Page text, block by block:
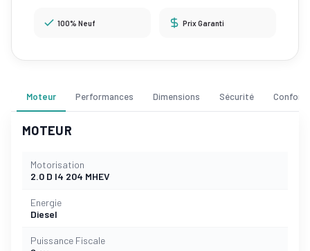
100% Neuf Prix Garanti
Moteur Performances Dimensions Sécurité Confort
MOTEUR
Motorisation
2.0 D I4 204 MHEV
Energie
Diesel
Puissance Fiscale